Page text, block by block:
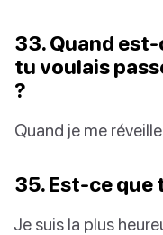
33. Quand
tu voulais
?
Quand je me
35. Est-ce que
Je suis la plus